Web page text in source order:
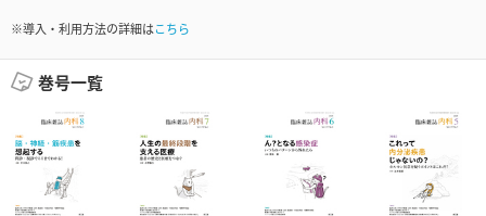
※導入・利用方法の詳細はこちら
巻号一覧